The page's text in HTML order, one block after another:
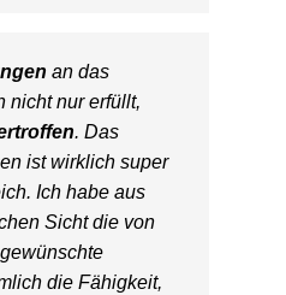
an das
nicht nur erfüllt,
. Das
ist wirklich super
Ich habe aus
Sicht die von
die Fähigkeit,